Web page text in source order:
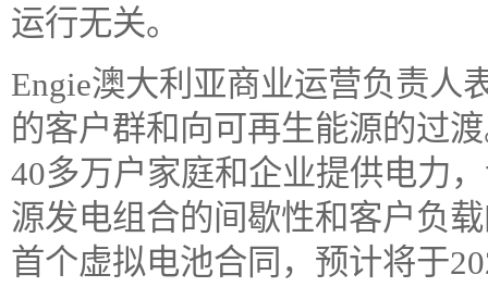
运行无关。
Engie澳大利亚商业运营负责人
的客户群和向可再生能源的过
40多万户家庭和企业提供电力
源发电组合的间歇性和客户负
首个虚拟电池合同，预计将于